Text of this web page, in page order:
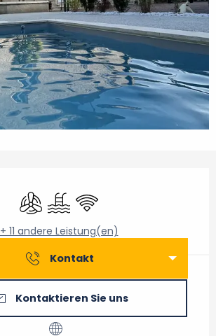
Klimaanlage
Schwimmbad
Wi-Fi
+ 11 andere Leistung(en)
Kontakt
Kontaktieren Sie uns